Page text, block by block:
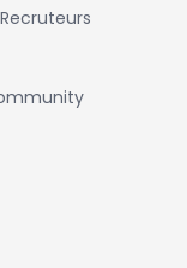
Recruteurs